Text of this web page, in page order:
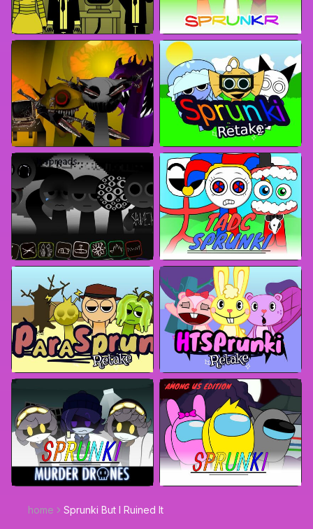
home Sprunki But I Ruined It